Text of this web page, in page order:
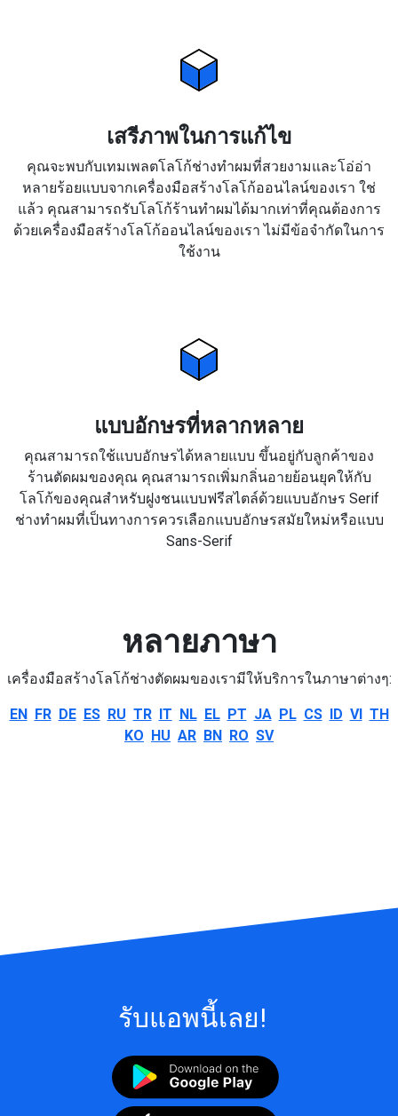
เสรีภาพในการแก้ไข
คุณจะพบกับเทมเพลตโลโก้ช่างทำผมที่สวยงามและโอ่อ่า
หลายร้อยแบบจากเครื่องมือสร้างโลโก้ออนไลน์ของเรา ใช่
แล้ว คุณสามารถรับโลโก้ร้านทำผมได้มากเท่าที่คุณต้องการ
ด้วยเครื่องมือสร้างโลโก้ออนไลน์ของเรา ไม่มีข้อจำกัดในการ
ใช้งาน
แบบอักษรที่หลากหลาย
คุณสามารถใช้แบบอักษรได้หลายแบบ ขึ้นอยู่กับลูกค้าของ
ร้านตัดผมของคุณ คุณสามารถเพิ่มกลิ่นอายย้อนยุคให้กับ
โลโก้ของคุณสำหรับฝูงชนแบบฟรีสไตล์ด้วยแบบอักษร Serif
ช่างทำผมที่เป็นทางการควรเลือกแบบอักษรสมัยใหม่หรือแบบ
Sans-Serif
หลายภาษา
เครื่องมือสร้างโลโก้ช่างตัดผมของเรามีให้บริการในภาษาต่างๆ:
EN FR DE ES RU TR IT NL EL PT JA PL CS ID VI TH
KO HU AR BN RO SV
รับแอพนี้เลย!